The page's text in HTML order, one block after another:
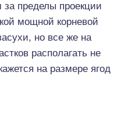
пределы проекции
мощной корневой
но все же на
располагать не
на размере ягод